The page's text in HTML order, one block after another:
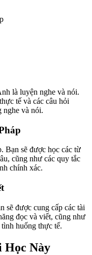
là luyện nghe và nói.
tế và các câu hỏi
nghe và nói.
Bạn sẽ được học các từ
cũng như các quy tắc
chính xác.
sẽ được cung cấp các tài
đọc và viết, cũng như
huống thực tế.
Học Này